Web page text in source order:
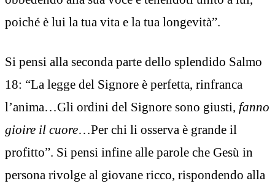
poiché è lui la tua vita e la tua longevità”.
Si pensi alla seconda parte dello splendido Salmo
18: “La legge del Signore è perfetta, rinfranca
l’anima…Gli ordini del Signore sono giusti, fanno
gioire il cuore…Per chi li osserva è grande il
profitto”. Si pensi infine alle parole che Gesù in
persona rivolge al giovane ricco, rispondendo alla